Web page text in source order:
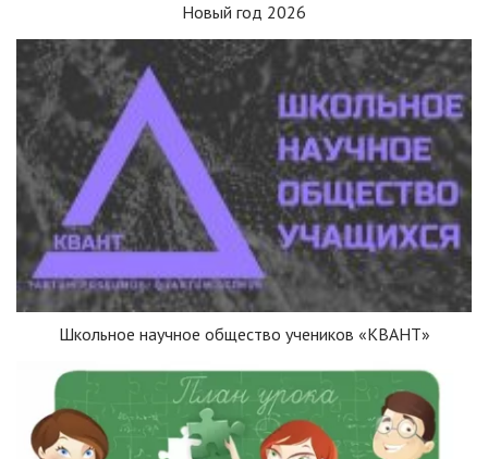
Новый год 2026
Школьное научное общество учеников «КВАНТ»